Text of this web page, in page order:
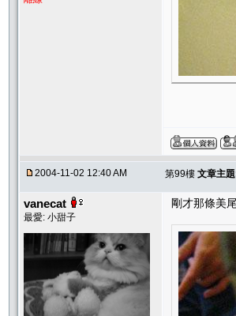
2004-11-02 12:40 AM 第99樓 文章主
vanecat
最愛: 小甜子
剛才那條美